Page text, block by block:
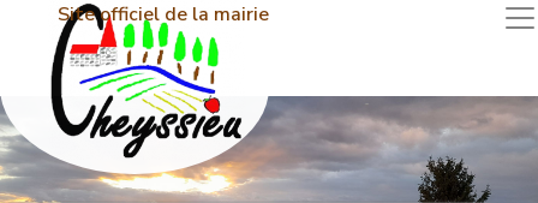
Site officiel de la mairie